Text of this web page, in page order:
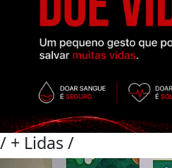
/ + Lidas/